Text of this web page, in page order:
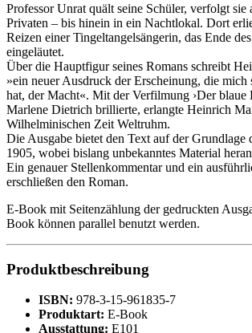
Professor Unrat quält seine Schüler, verfolgt sie
Privaten – bis hinein in ein Nachtlokal. Dort
Reizen einer Tingeltangelsängerin, das Ende
eingeläutet.
Über die Hauptfigur seines Romans schreibt
»ein neuer Ausdruck der Erscheinung, die mich
hat, der Macht«. Mit der Verfilmung ›Der blaue
Marlene Dietrich brillierte, erlangte Heinrich
Wilhelminischen Zeit Weltruhm.
Die Ausgabe bietet den Text auf der Grundlage
1905, wobei bislang unbekanntes Material
Ein genauer Stellenkommentar und ein
erschließen den Roman.
E-Book mit Seitenzählung der gedruckten
Book können parallel benutzt werden.
Produktbeschreibung
ISBN: 978-3-15-961835-7
Produktart: E-Book
Ausstattung: E101